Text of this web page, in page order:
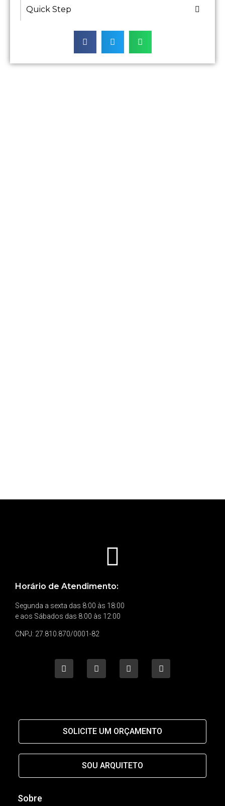
Quick Step
Horário de Atendimento:
Segunda a sexta das 8:00 às 18:00
e aos Sábados das 8:00 às 12:00
CNPJ: 27.810.870/0001-82
SOLICITE UM ORÇAMENTO
SOU ARQUITETO
Sobre